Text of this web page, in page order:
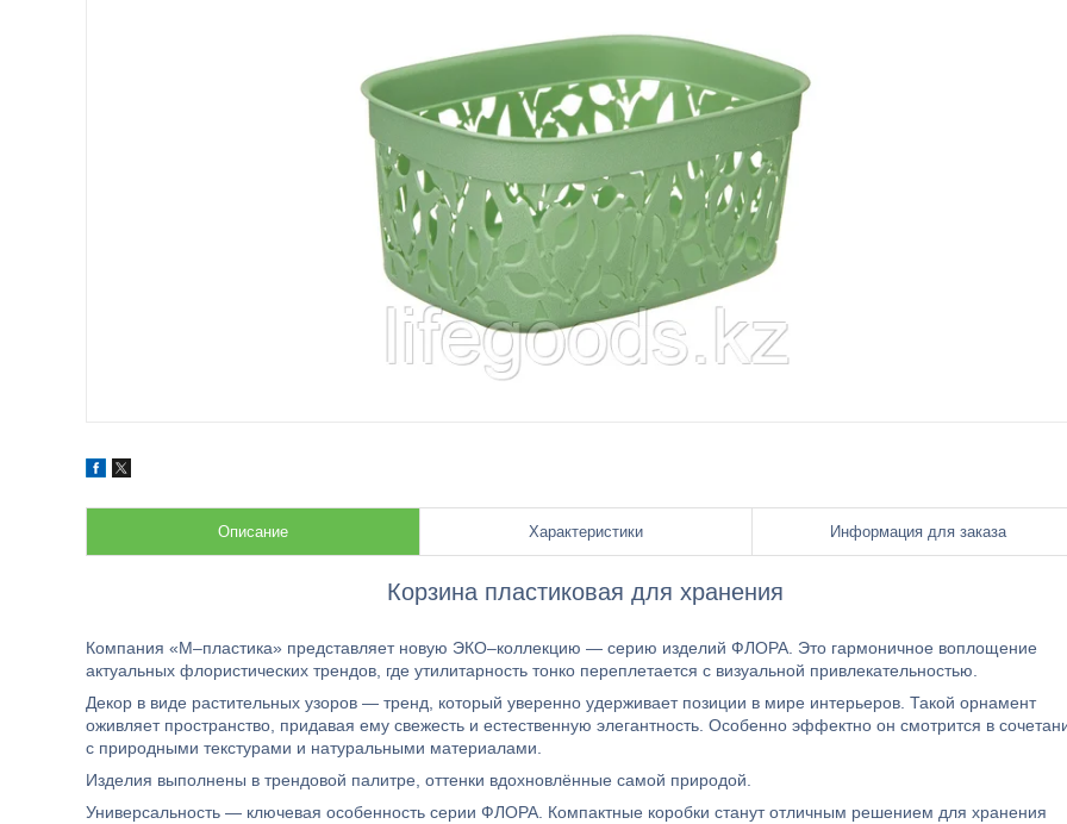
Описание Характеристики Информация для заказа
Корзина пластиковая для хранения
Компания «М–пластика» представляет новую ЭКО–коллекцию — серию изделий ФЛОРА. Это гармоничное воплощение
актуальных флористических трендов, где утилитарность тонко переплетается с визуальной привлекательностью.
Декор в виде растительных узоров — тренд, который уверенно удерживает позиции в мире интерьеров. Такой орнамент
оживляет пространство, придавая ему свежесть и естественную элегантность. Особенно эффектно он смотрится в
с природными текстурами и натуральными материалами.
Изделия выполнены в трендовой палитре, оттенки вдохновлённые самой природой.
Универсальность — ключевая особенность серии ФЛОРА. Компактные коробки станут отличным решением для хранения